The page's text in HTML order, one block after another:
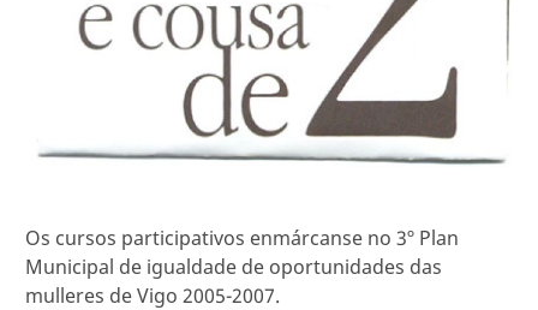
Os cursos participativos enmárcanse no 3º Plan
Municipal de igualdade de oportunidades das
mulleres de Vigo 2005-2007.